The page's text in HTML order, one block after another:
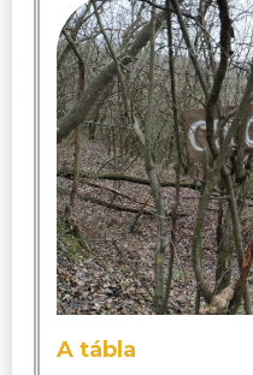
A tábla